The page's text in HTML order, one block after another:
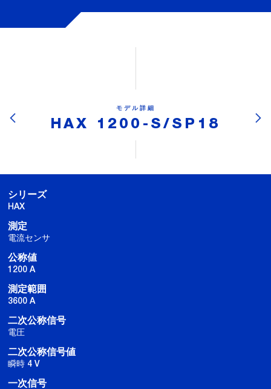
モデル詳細
HAX 1200-S/SP18
シリーズ
HAX
測定
電流センサ
公称値
1200 A
測定範囲
3600 A
二次公称信号
電圧
二次公称信号値
瞬時 4 V
一次信号